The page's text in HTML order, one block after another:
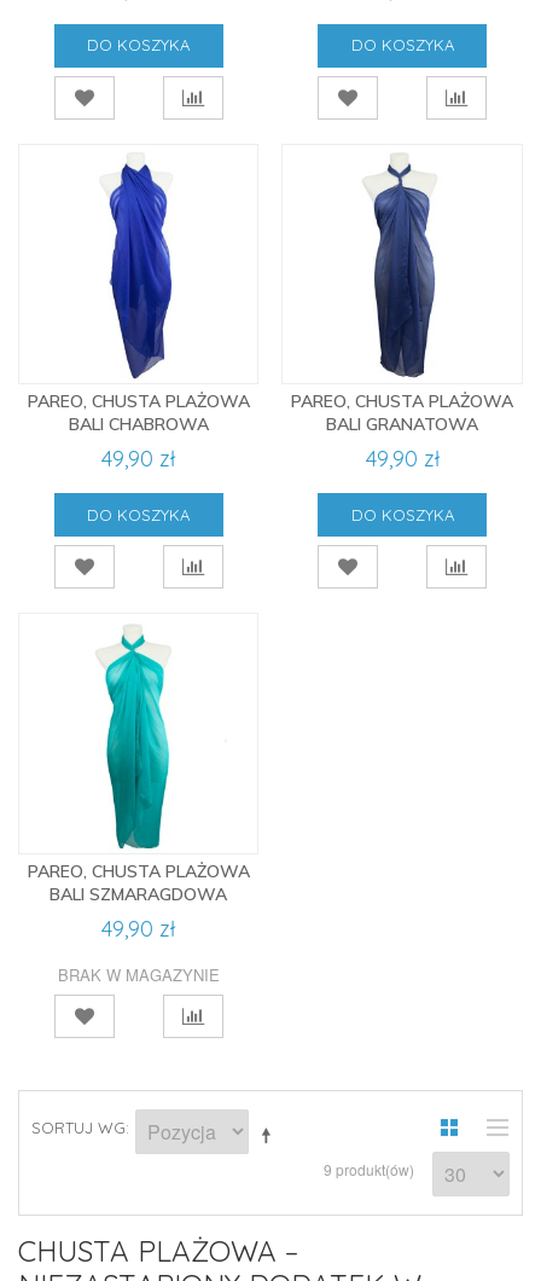
DO KOSZYKA DO KOSZYKA
PAREO, CHUSTA PLAŻOWA
BALI CHABROWA
49,90 zł
DO KOSZYKA
PAREO, CHUSTA PLAŻOWA
BALI GRANATOWA
49,90 zł
DO KOSZYKA
PAREO, CHUSTA PLAŻOWA
BALI SZMARAGDOWA
49,90 zł
BRAK W MAGAZYNIE
SORTUJ WG
9 produkt(ów)
CHUSTA PLAŻOWA –